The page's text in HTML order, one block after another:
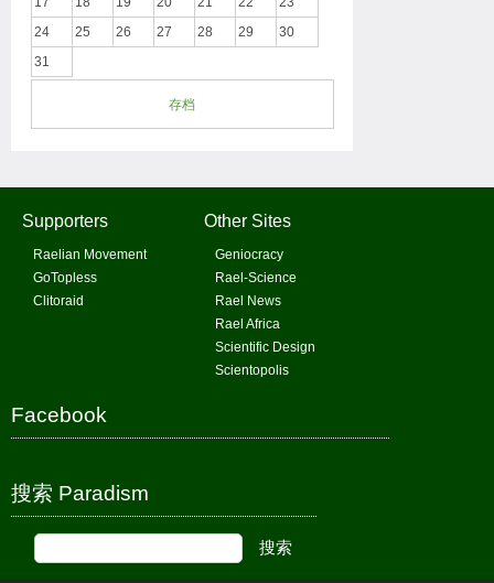
24
25 26 27 28 29
30
31
存档
Supporters
Raelian Movement
GoTopless
Clitoraid
Other Sites
Geniocracy
Rael-Science
Rael News
Rael Africa
Scientific Design
Scientopolis
Facebook
搜索 Paradism